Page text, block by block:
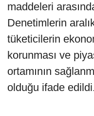
maddeleri
Denetimlerin
tüketicilerin
korunması ve
ortamının
olduğu ifade